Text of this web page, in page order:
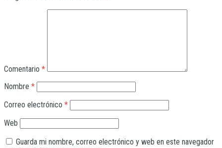
Comentario *
Nombre *
Correo electrónico *
Web
Guarda mi nombre, correo electrónico y web en este navegador